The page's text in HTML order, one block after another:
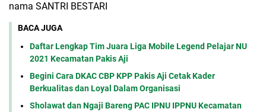
nama SANTRI BESTARI
BACA JUGA
Daftar Lengkap Tim Juara Liga Mobile Legend Pelajar NU
2021 Kecamatan Pakis Aji
Begini Cara DKAC CBP KPP Pakis Aji Cetak Kader
Berkualitas dan Loyal Dalam Organisasi
Sholawat dan Ngaji Bareng PAC IPNU IPPNU Kecamatan